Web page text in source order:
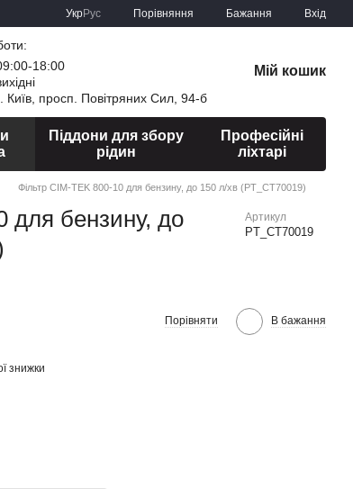
УкрРус Порівняння Бажання Вхід
18:00
Київ, просп. Повітряних Сил, 94-б
Мій кошик
Піддони для збору
рідин
Професійні
ліхтарі
Фільтр CIM-TEK 800-10 для бензину, до 150 л/хв (PT_CT70019)
для бензину, до
Артикул
PT_CT70019
Порівняти В бажання
знижки